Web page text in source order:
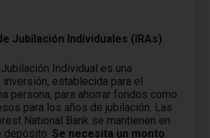
Jubilación Individuales (IRAs)
Individual es una
inversión, establecida para el
persona, para ahorrar fondos como
para los años de jubilación. Las
National Bank se mantienen en
depósito. Se necesita un monto